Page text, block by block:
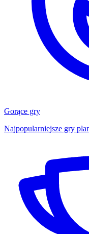
Gorące gry
Najpopularniejsze gry